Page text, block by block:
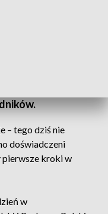
– tego dziś nie
doświadczeni
pierwsze kroki w
w